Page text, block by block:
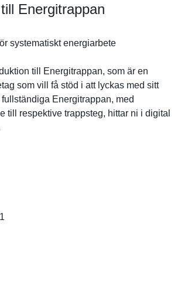
Energitrappan
systematis­kt energiarbe­te
till Energitrap­pan, som är en
som vill få stöd i att lyckas med sitt
Energitrap­pan, med
till respektive trappsteg, hittar ni i digital